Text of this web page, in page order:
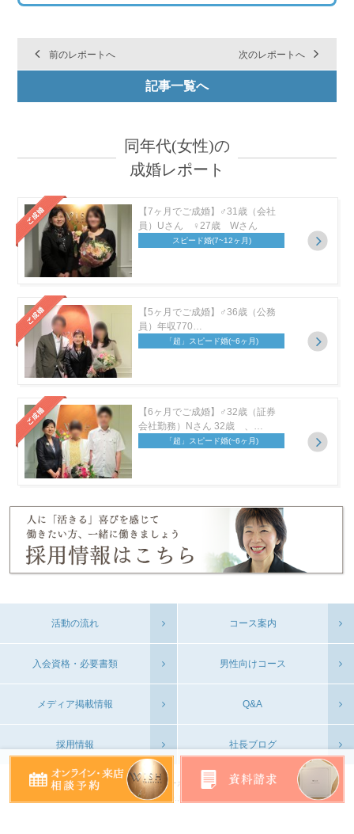
前のレポートへ 次のレポートへ
記事一覧へ
同年代(女性)の
成婚レポート
【7ヶ月でご成婚】♂31歳（会社
員）Uさん ♀27歳 Wさん
スピード婚(7~12ヶ月)
【5ヶ月でご成婚】♂36歳（公務
員）年収770…
「超」スピード婚(~6ヶ月)
【6ヶ月でご成婚】♂32歳（証券
会社勤務）Nさん 32歳 、…
「超」スピード婚(~6ヶ月)
活動の流れ コース案内
入会資格・必要書類 男性向けコース
メディア掲載情報 Q&A
採用情報 社長ブログ
会社概要 プライバシーポリシー お問い合わせ
©WISH YOKOHAMA CO.,Ltd. All Rights Reserved.